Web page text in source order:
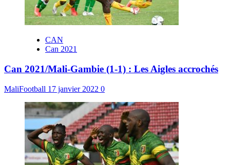
CAN
Can 2021
Can 2021/Mali-Gambie (1-1) : Les Aigles accrochés
MaliFootball 17 janvier 2022 0